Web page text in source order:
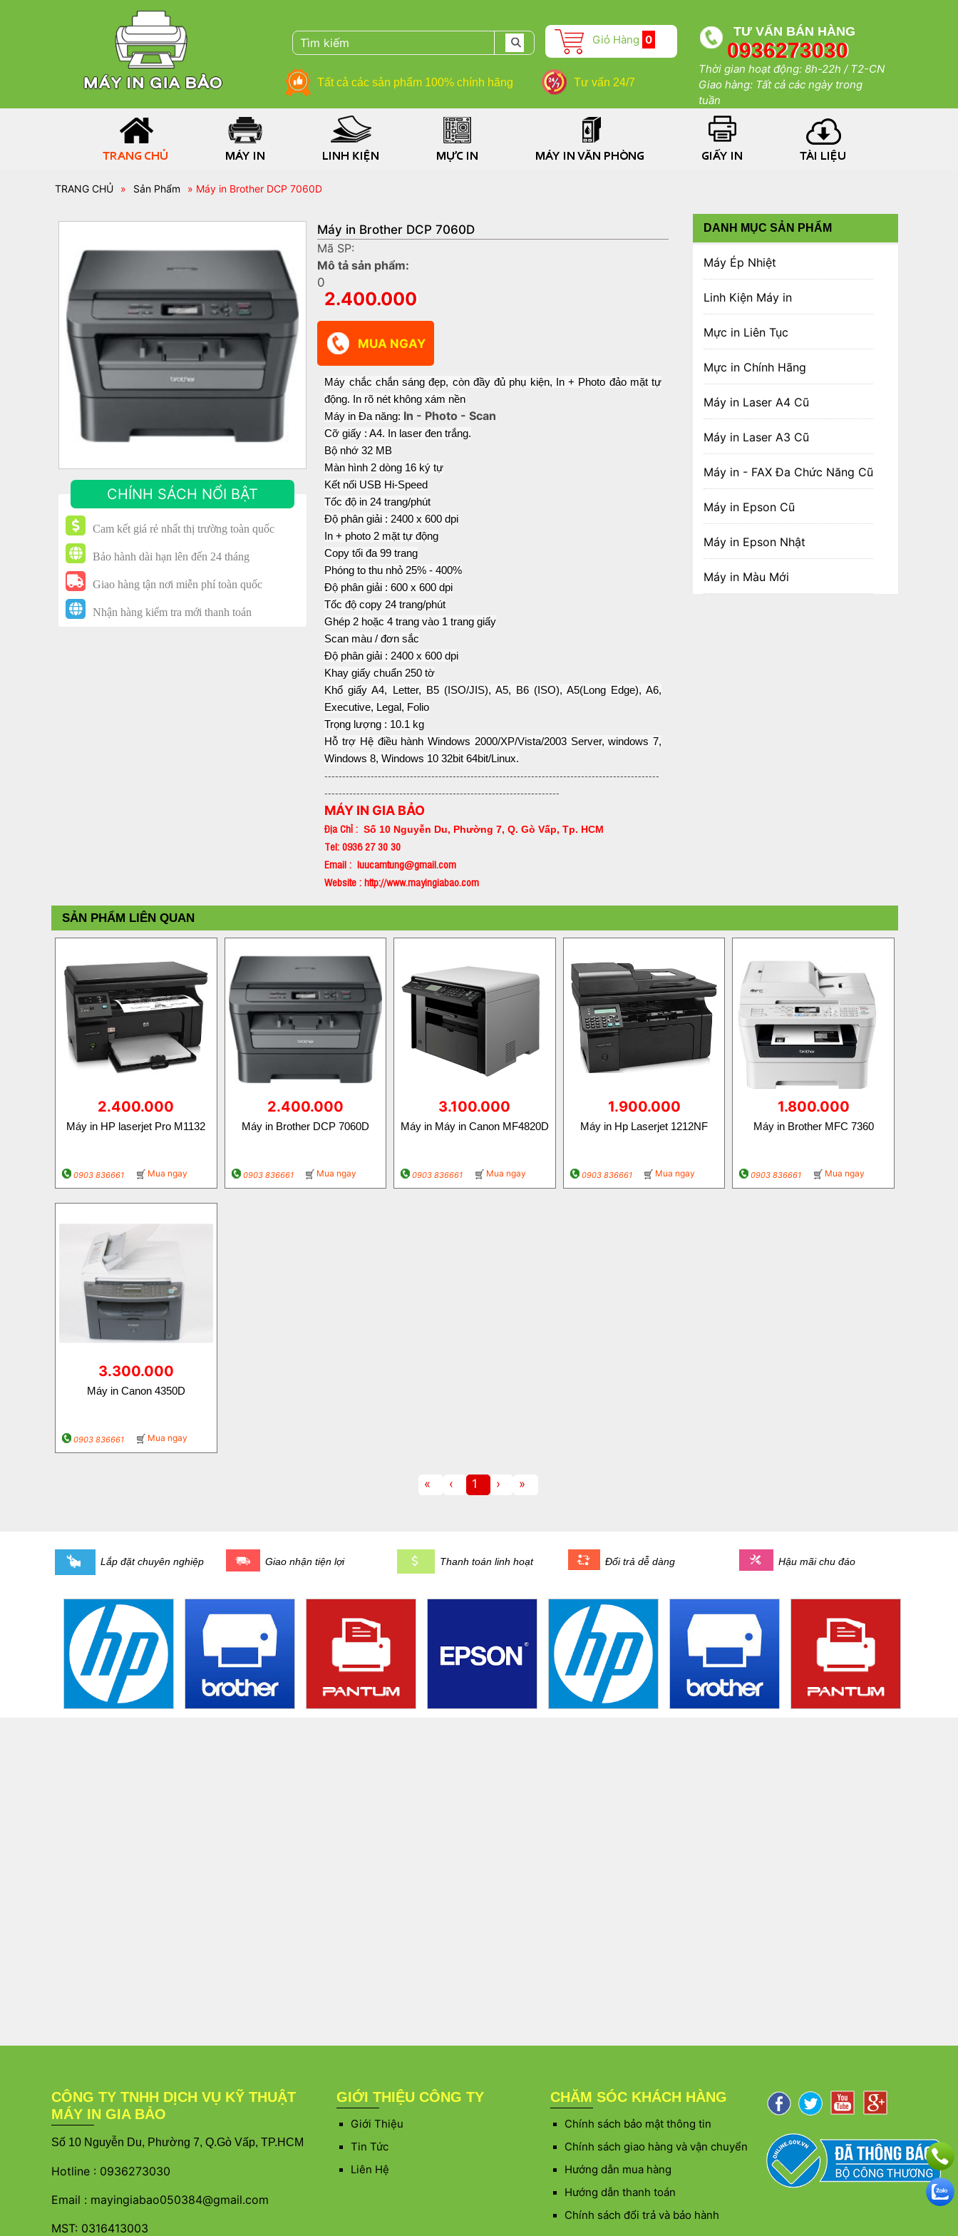
Giỏ Hàng 0
Tất cả các sản phẩm 100% chính hãng Tư vấn 24/7
TƯ VẤN BÁN HÀNG
0936273030
Thời gian hoạt động: 8h-22h / T2-CN
Giao hàng: Tất cả các ngày trong
tuần
TRANG CHỦ MÁY IN LINH KIỆN MỰC IN MÁY IN VĂN PHÒNG GIẤY IN TÀI LIỆU
TRANG CHỦ » Sản Phẩm » Máy in Brother DCP 7060D
CHÍNH SÁCH NỔI BẬT
Cam kết giá rẻ nhất thị trường toàn quốc
Bảo hành dài hạn lên đến 24 tháng
Giao hàng tận nơi miễn phí toàn quốc
Nhận hàng kiểm tra mới thanh toán
Máy in Brother DCP 7060D
Mã SP:
Mô tả sản phẩm:
0
2.400.000
Máy chắc chắn sáng đẹp, còn đầy đủ phụ kiện, In + Photo đảo mặt tự
động. In rõ nét không xám nền
Máy in Đa năng: In - Photo - Scan
Cỡ giấy : A4. In laser đen trắng.
Bộ nhớ 32 MB
Màn hình 2 dòng 16 ký tự
Kết nối USB Hi-Speed
Tốc độ in 24 trang/phút
Độ phân giải : 2400 x 600 dpi
In + photo 2 mặt tự động
Copy tối đa 99 trang
Phóng to thu nhỏ 25% - 400%
Độ phân giải : 600 x 600 dpi
Tốc độ copy 24 trang/phút
Ghép 2 hoặc 4 trang vào 1 trang giấy
Scan màu / đơn sắc
Độ phân giải : 2400 x 600 dpi
Khay giấy chuẩn 250 tờ
Khổ giấy A4, Letter, B5 (ISO/JIS), A5, B6 (ISO), A5(Long Edge), A6,
Executive, Legal, Folio
Trọng lượng : 10.1 kg
Hỗ trợ Hệ điều hành Windows 2000/XP/Vista/2003 Server, windows 7,
Windows 8, Windows 10 32bit 64bit/Linux.
----------------------------------------------------------------------------------------------
------------------------------------------------------------------
MÁY IN GIA BẢO
Địa Chỉ :Số 10 Nguyễn Du, Phường 7, Q. Gò Vấp, Tp. HCM
Tel: 0936 27 30 30
Email : luucamtung@gmail.com
Website : http://www.mayingiabao.com
DANH MỤC SẢN PHẨM
Máy Ép Nhiệt
Linh Kiện Máy in
Mực in Liên Tục
Mực in Chính Hãng
Máy in Laser A4 Cũ
Máy in Laser A3 Cũ
Máy in - FAX Đa Chức Năng Cũ
Máy in Epson Cũ
Máy in Epson Nhật
Máy in Màu Mới
SẢN PHẨM LIÊN QUAN
2.400.000
Máy in HP laserjet Pro M1132
0903 836661 Mua ngay
2.400.000
Máy in Brother DCP 7060D
0903 836661 Mua ngay
3.100.000
Máy in Máy in Canon MF4820D
0903 836661 Mua ngay
1.900.000
Máy in Hp Laserjet 1212NF
0903 836661 Mua ngay
1.800.000
Máy in Brother MFC 7360
0903 836661 Mua ngay
3.300.000
Máy in Canon 4350D
0903 836661 Mua ngay
« ‹ 1 › »
Lắp đặt chuyên nghiệp Giao nhận tiện lợi Thanh toán linh hoạt Đổi trả dễ dàng Hậu mãi chu đáo
CÔNG TY TNHH DỊCH VỤ KỸ THUẬT
MÁY IN GIA BẢO
Số 10 Nguyễn Du, Phường 7, Q.Gò Vấp, TP.HCM
Hotline : 0936273030
Email : mayingiabao050384@gmail.com
MST: 0316413003
GIỚI THIỆU CÔNG TY
Giới Thiệu
Tin Tức
Liên Hệ
CHĂM SÓC KHÁCH HÀNG
Chính sách bảo mật thông tin
Chính sách giao hàng và vận chuyển
Hướng dẫn mua hàng
Hướng dẫn thanh toán
Chính sách đổi trả và bảo hành